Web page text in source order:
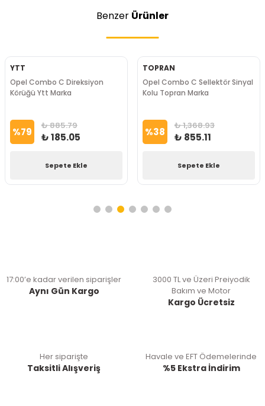
Benzer Ürünler
YTT
Opel Combo C Direksiyon
Körüğü Ytt Marka
%79 ₺ 885.79
₺ 185.05
Sepete Ekle
TOPRAN
Opel Combo C Sellektör Sinyal
Kolu Topran Marka
%38 ₺ 1,368.93
₺ 855.11
Sepete Ekle
17:00’e kadar verilen siparişler
Aynı Gün Kargo
3000 TL ve Üzeri Preiyodik
Bakım ve Motor
Kargo Ücretsiz
Her siparişte
Taksitli Alışveriş
Havale ve EFT Ödemelerinde
%5 Ekstra İndirim